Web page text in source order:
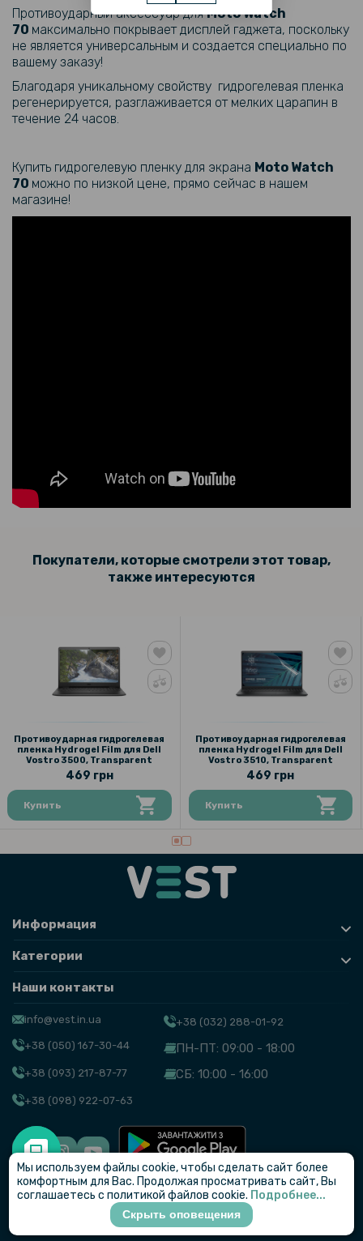
Противоударный аксессуар дляMoto Watch
70 максимально покрывает дисплей гаджета, поскольку
не является универсальным и создается специально по
вашему заказу!
Благодаря уникальному свойству гидрогелевая пленка
регенерируется, разглаживается от мелких царапин в
течение 24 часов.
Купить гидрогелевую пленку для экрана Moto Watch
70 можно по низкой цене, прямо сейчас в нашем
магазине!
Покупатели, которые смотрели этот товар,
также интересуются
Противоударная гидрогелевая
пленка Hydrogel Film для Dell
Vostro 3500, Transparent
469 грн
Купить
Противоударная гидрогелевая
пленка Hydrogel Film для Dell
Vostro 3510, Transparent
469 грн
Купить
Информация
Категории
Наши контакты
info@vest.in.ua
+38 (050) 167-30-44
+38 (093) 217-87-77
+38 (098) 922-07-63
+38 (032) 288-01-92
ПН-ПТ: 09:00 - 18:00
СБ: 10:00 - 16:00
© VEST
Мы используем файлы cookie, чтобы сделать сайт более
комфортным для Вас. Продолжая просматривать сайт, Вы
соглашаетесь с политикой файлов cookie. Подробнее...
Скрыть оповещения